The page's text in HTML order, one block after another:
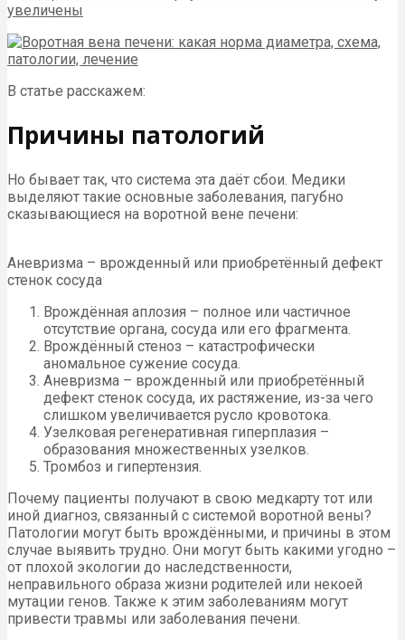
В статье расскажем:
Причины патологий
Но бывает так, что система эта даёт сбои. Медики
выделяют такие основные заболевания, пагубно
сказывающиеся на воротной вене печени:
Аневризма – врожденный или приобретённый дефект
стенок сосуда
Врождённая аплозия – полное или частичное
отсутствие органа, сосуда или его фрагмента.
Врождённый стеноз – катастрофически
аномальное сужение сосуда.
Аневризма – врожденный или приобретённый
дефект стенок сосуда, их растяжение, из-за чего
слишком увеличивается русло кровотока.
Узелковая регенеративная гиперплазия –
образования множественных узелков.
Тромбоз и гипертензия.
Почему пациенты получают в свою медкарту тот или
иной диагноз, связанный с системой воротной вены?
Патологии могут быть врождёнными, и причины в этом
случае выявить трудно. Они могут быть какими угодно –
от плохой экологии до наследственности,
неправильного образа жизни родителей или некоей
мутации генов. Также к этим заболеваниям могут
привести травмы или заболевания печени.